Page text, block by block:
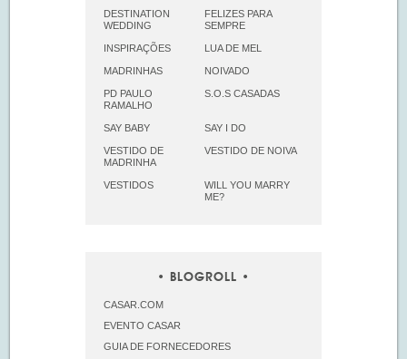
DESTINATION
WEDDING
FELIZES PARA
SEMPRE
INSPIRAÇÕES LUA DE MEL
MADRINHAS NOIVADO
PD PAULO
RAMALHO
S.O.S CASADAS
SAY BABY SAY I DO
VESTIDO DE
MADRINHA
VESTIDO DE NOIVA
VESTIDOS
WILL YOU MARRY
ME?
BLOGROLL
CASAR.COM
EVENTO CASAR
GUIA DE FORNECEDORES